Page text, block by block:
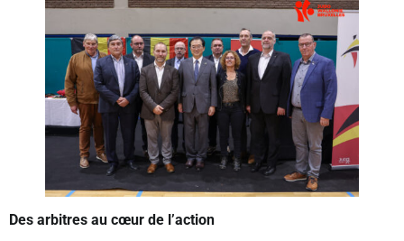
Des arbitres au cœur de l’action